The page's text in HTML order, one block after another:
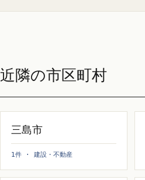
近隣の市区町村
三島市
1件 · 建設・不動産